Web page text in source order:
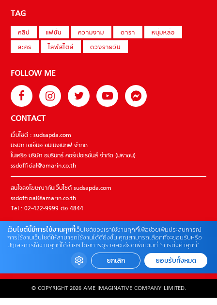
TAG
คลิป แฟชั่น ความงาม ดารา
หนุ่มหล่อ
ละคร
ไลฟ์สไตล์ ดวงรายวัน
FOLLOW ME
CONTACT
เว็บไซต์ : sudsapda.com
บริษัท เอเอ็มอี อิมเมจิเนทีฟ จำกัด
ในเครือ บริษัท อมรินทร์ คอร์เปอเรชั่นส์ จำกัด (มหาชน)
ssdofficial@amarin.co.th
สนใจลงโฆษณากับเว็บไซต์ sudsapda.com
ssdofficial@amarin.co.th
Tel : 02-422-9999 ต่อ 4844
ติดต่อแจ้งปัญหาหรือร้องเรียน
02-422-9999 ต่อ 4180
(จันทร์ – ศุกร์ เวลา 09.00 – 18.00 น)
© COPYRIGHT 2026 AME IMAGINATIVE COMPANY LIMITED.
เว็บไซต์นี้มีการใช้งานคุกกี้เว็บไซต์ของเราใช้งานคุกกี้เพื่อช่วยเพิ่มประสบการณ์
การใช้งานเว็บไซต์ให้สามารถใช้งานได้ดียิ่งขึ้น คุณสามารถเลือกที่จะยอมรับหรือ
ปฏิเสธการใช้งานคุกกี้ได้ง่ายๆ โดยการดูรายละเอียดเพิ่มเติมที่ “การตั้งค่าคุกกี้”
ยกเลิก ยอมรับทั้งหมด